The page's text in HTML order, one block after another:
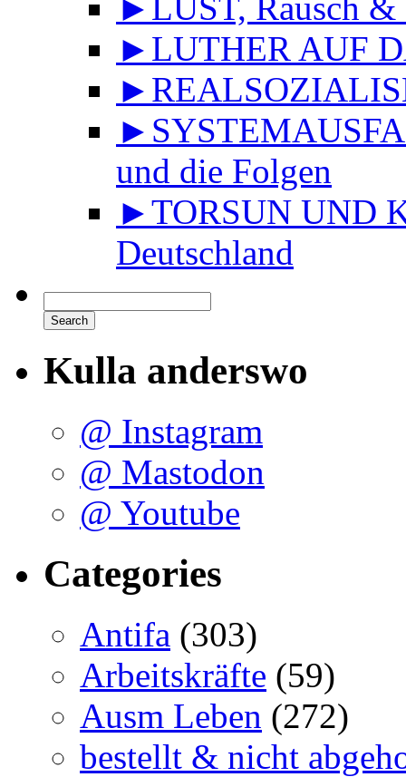
►LUST, Rausch
►LUTHER AUF
und die Folgen
►TORSUN UND
Deutschland
Kulla anderswo
@ Instagram
@ Mastodon
@ Youtube
Categories
Antifa (303)
Arbeitskräfte (59)
Ausm Leben (272)
bestellt & nicht